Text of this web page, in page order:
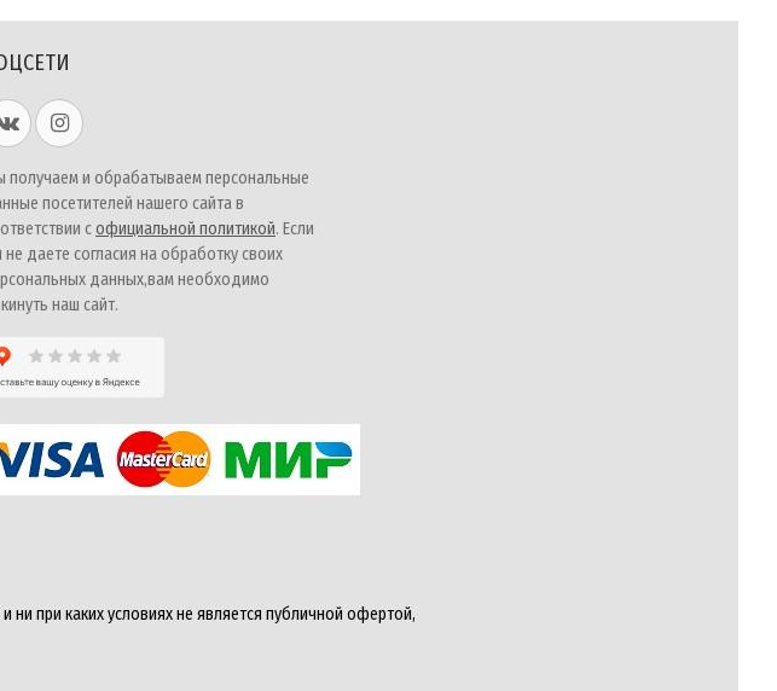
получаем и обрабатываем персональные
посетителей нашего сайта в
софициальной политикой. Если
не даете согласия на обработку своих
данных,вам необходимо
наш сайт.
при каких условиях не является публичной офертой,